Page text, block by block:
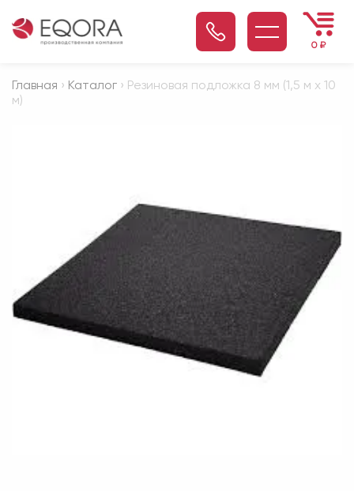
0 ₽
Главная › Каталог › Резиновая подложка 8 мм (1,5 м х 10
м)